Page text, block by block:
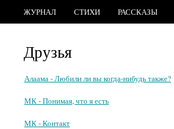
ЖУРНАЛ СТИХИ РАССКАЗЫ
Друзья
Алаама - Любили ли вы когда-нибудь также?
МК - Понимая, что я есть
МК - Контакт